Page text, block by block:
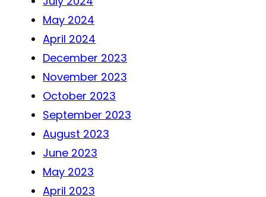
May 2024
April 2024
December 2023
November 2023
October 2023
September 2023
August 2023
June 2023
May 2023
April 2023